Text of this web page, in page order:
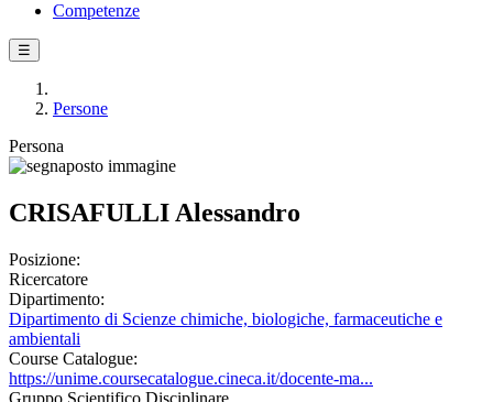
Competenze
☰
Persone
Persona
CRISAFULLI Alessandro
Posizione:
Ricercatore
Dipartimento:
Dipartimento di Scienze chimiche, biologiche, farmaceutiche e
ambientali
Course Catalogue:
https://unime.coursecatalogue.cineca.it/docente-ma...
Gruppo Scientifico Disciplinare